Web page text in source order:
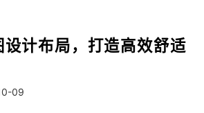
设计布局，打造高效舒适
09